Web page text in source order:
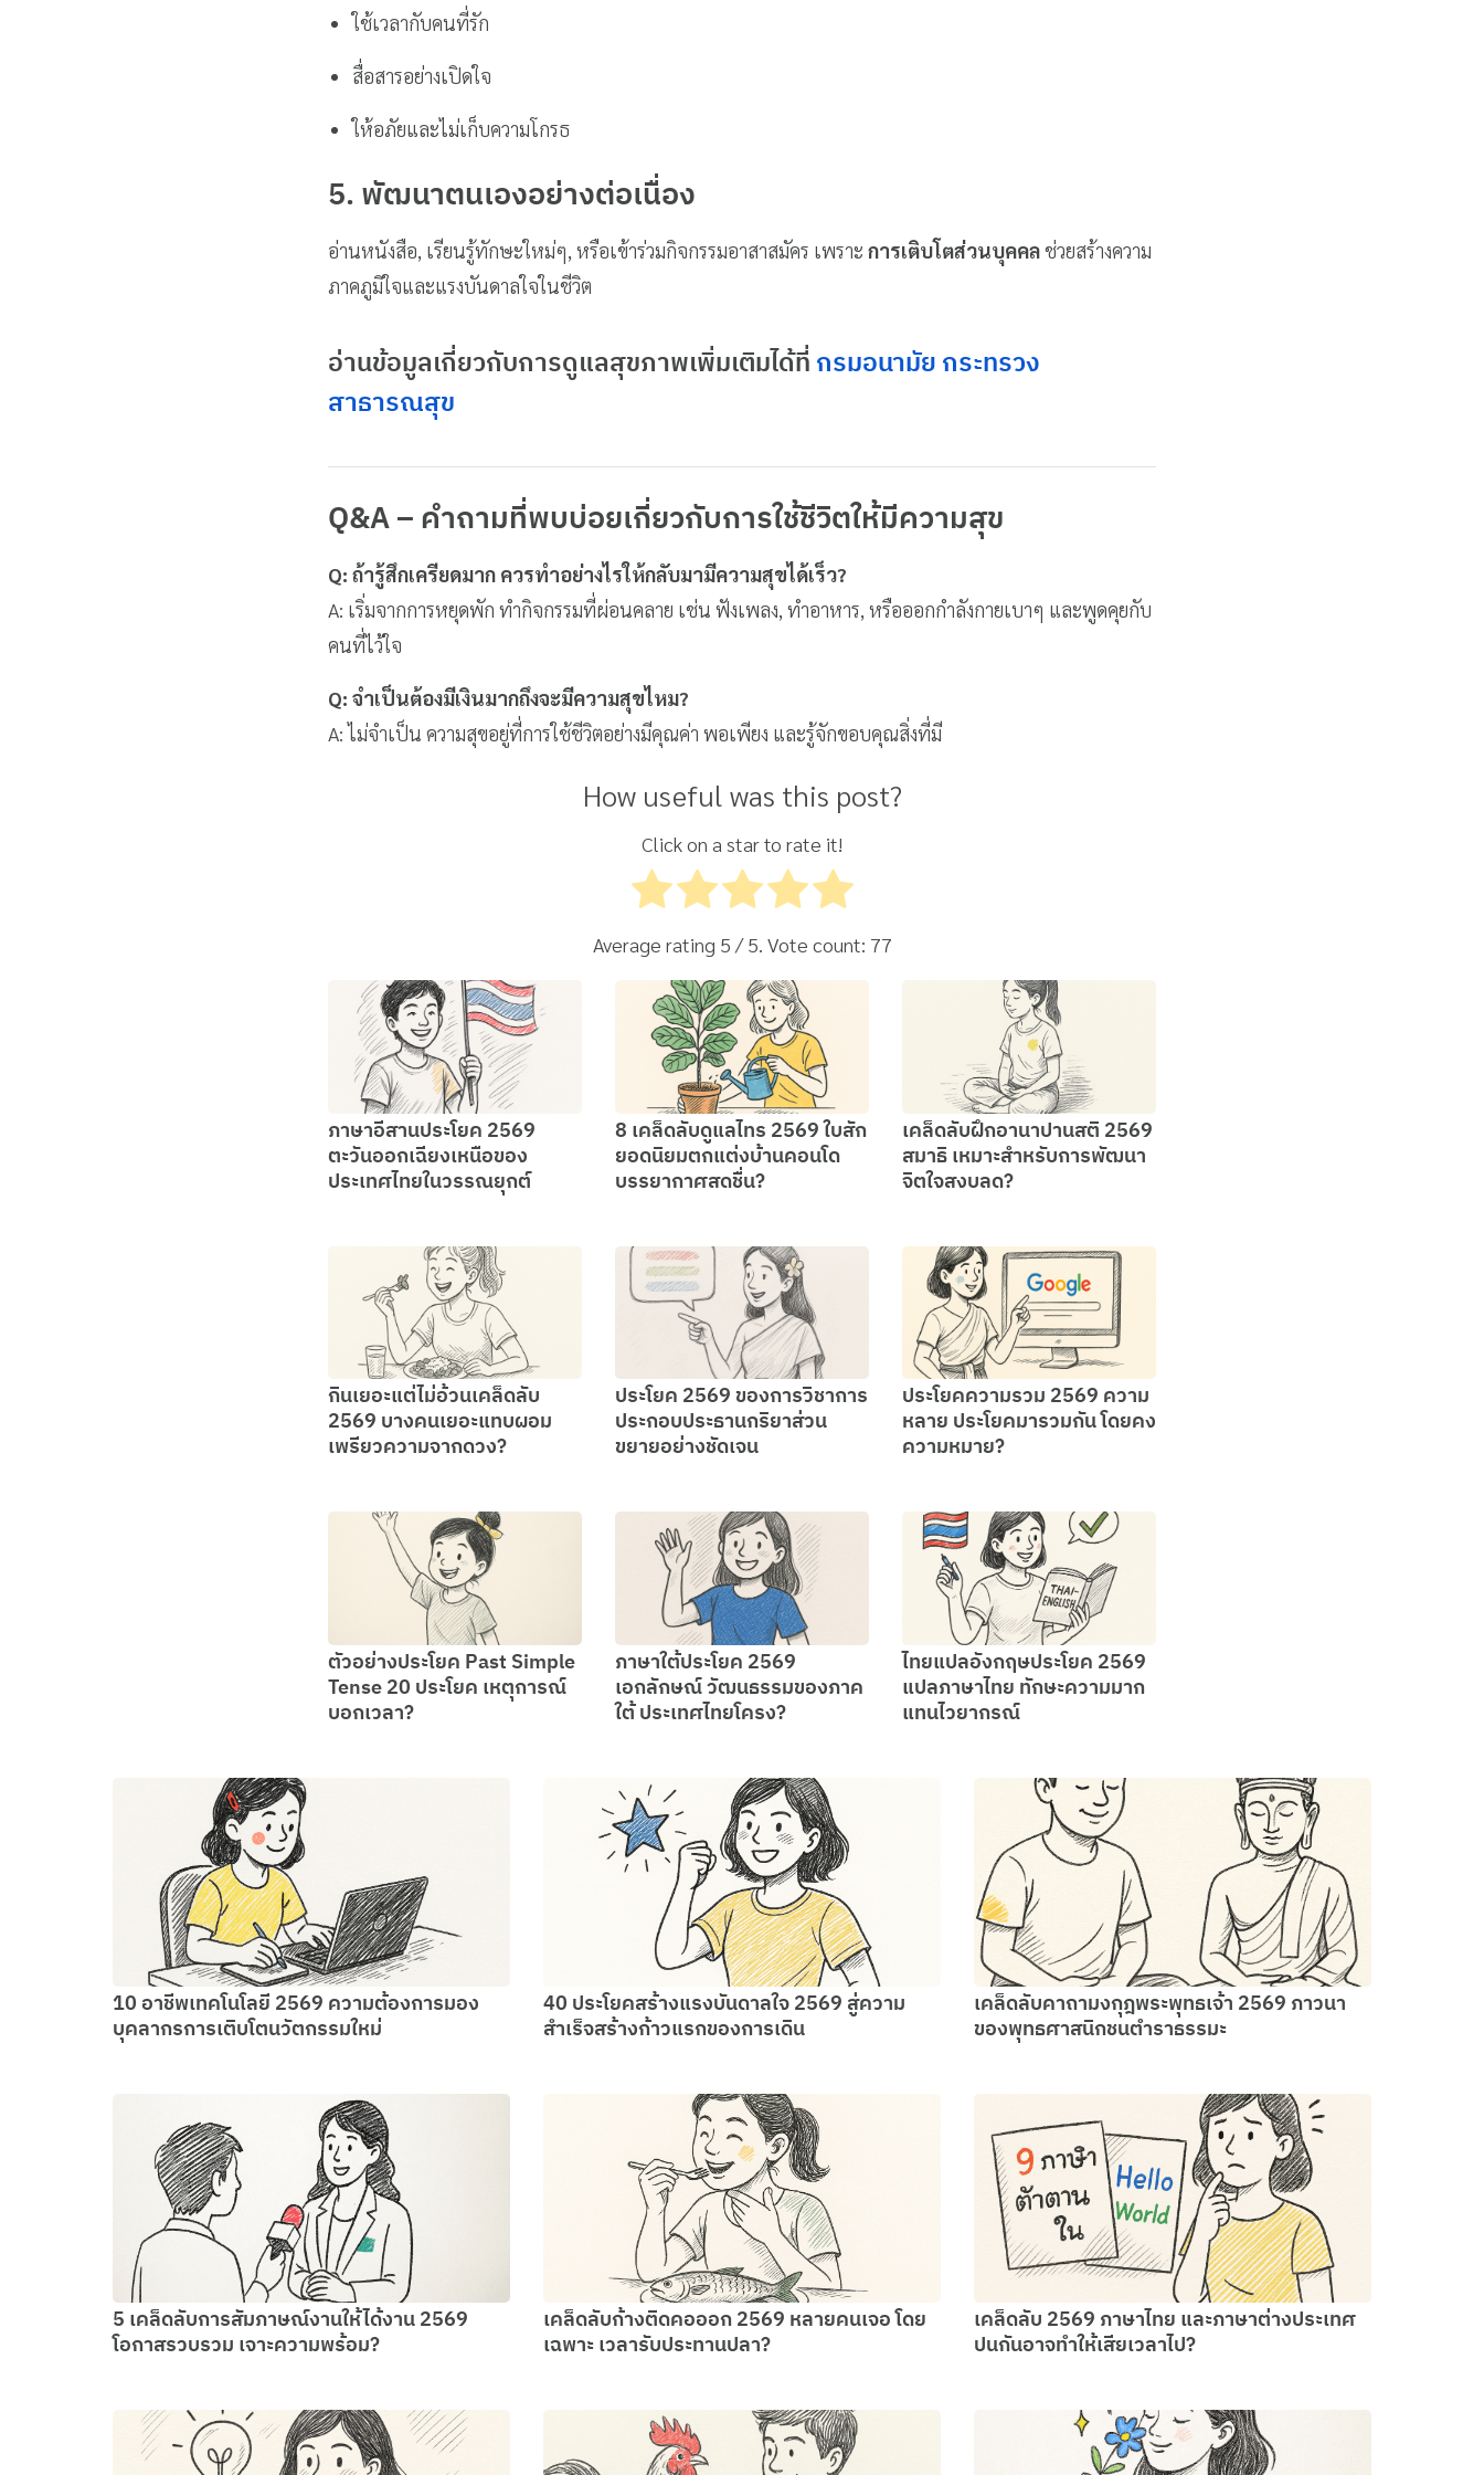
ใช้เวลากับคนที่รัก
สื่อสารอย่างเปิดใจ
ให้อภัยและไม่เก็บความโกรธ
5. พัฒนาตนเองอย่างต่อเนื่อง
อ่านหนังสือ, เรียนรู้ทักษะใหม่ๆ, หรือเข้าร่วมกิจกรรมอาสาสมัคร เพราะ การเติบโตส่วนบุคคลช่วยสร้างความ
ภาคภูมิใจและแรงบันดาลใจในชีวิต
อ่านข้อมูลเกี่ยวกับการดูแลสุขภาพเพิ่มเติมได้ที่กรมอนามัย กระทรวง
สาธารณสุข
Q&A – คำถามที่พบบ่อยเกี่ยวกับการใช้ชีวิตให้มีความสุข
Q: ถ้ารู้สึกเครียดมาก ควรทำอย่างไรให้กลับมามีความสุขได้เร็ว?
A: เริ่มจากการหยุดพัก ทำกิจกรรมที่ผ่อนคลาย เช่น ฟังเพลง, ทำอาหาร, หรือออกกำลังกายเบาๆ และพูดคุยกับ
คนที่ไว้ใจ
Q: จำเป็นต้องมีเงินมากถึงจะมีความสุขไหม?
A: ไม่จำเป็น ความสุขอยู่ที่การใช้ชีวิตอย่างมีคุณค่า พอเพียง และรู้จักขอบคุณสิ่งที่มี
How useful was this post?
Click on a star to rate it!
Average rating 5 / 5. Vote count: 77
ภาษาอีสานประโยค 2569
ตะวันออกเฉียงเหนือของ
ประเทศไทยในวรรณยุกต์
8 เคล็ดลับดูแลไทร 2569 ใบสัก
ยอดนิยมตกแต่งบ้านคอนโด
บรรยากาศสดชื่น?
เคล็ดลับฝึกอานาปานสติ 2569
สมาธิ เหมาะสำหรับการพัฒนา
จิตใจสงบลด?
กินเยอะแต่ไม่อ้วนเคล็ดลับ
2569 บางคนเยอะแทบผอม
เพรียวความจากดวง?
ประโยค 2569 ของการวิชาการ
ประกอบประธานกริยาส่วน
ขยายอย่างชัดเจน
ประโยคความรวม 2569 ความ
หลาย ประโยคมารวมกัน โดยคง
ความหมาย?
ตัวอย่างประโยค Past Simple
Tense 20 ประโยค เหตุการณ์
บอกเวลา?
ภาษาใต้ประโยค 2569
เอกลักษณ์ วัฒนธรรมของภาค
ใต้ ประเทศไทยโครง?
ไทยแปลอังกฤษประโยค 2569
แปลภาษาไทย ทักษะความมาก
แทนไวยากรณ์
10 อาชีพเทคโนโลยี 2569 ความต้องการมอง
บุคลากรการเติบโตนวัตกรรมใหม่
40 ประโยคสร้างแรงบันดาลใจ 2569 สู่ความ
สำเร็จสร้างก้าวแรกของการเดิน
เคล็ดลับคาถามงกุฎพระพุทธเจ้า 2569 ภาวนา
ของพุทธศาสนิกชนตำราธรรมะ
5 เคล็ดลับการสัมภาษณ์งานให้ได้งาน 2569
โอกาสรวบรวม เจาะความพร้อม?
เคล็ดลับก้างติดคอออก 2569 หลายคนเจอ โดย
เฉพาะ เวลารับประทานปลา?
เคล็ดลับ 2569 ภาษาไทย และภาษาต่างประเทศ
ปนกันอาจทำให้เสียเวลาไป?